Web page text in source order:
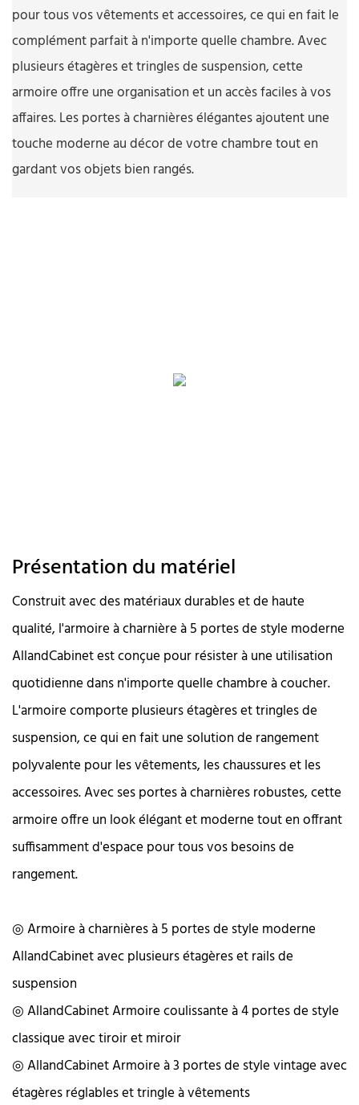
pour tous vos vêtements et accessoires, ce qui en fait le
complément parfait à n'importe quelle chambre. Avec
plusieurs étagères et tringles de suspension, cette
armoire offre une organisation et un accès faciles à vos
affaires. Les portes à charnières élégantes ajoutent une
touche moderne au décor de votre chambre tout en
gardant vos objets bien rangés.
Présentation du matériel
Construit avec des matériaux durables et de haute
qualité, l'armoire à charnière à 5 portes de style moderne
AllandCabinet est conçue pour résister à une utilisation
quotidienne dans n'importe quelle chambre à coucher.
L'armoire comporte plusieurs étagères et tringles de
suspension, ce qui en fait une solution de rangement
polyvalente pour les vêtements, les chaussures et les
accessoires. Avec ses portes à charnières robustes, cette
armoire offre un look élégant et moderne tout en offrant
suffisamment d'espace pour tous vos besoins de
rangement.
◎ Armoire à charnières à 5 portes de style moderne
AllandCabinet avec plusieurs étagères et rails de
suspension
◎ AllandCabinet Armoire coulissante à 4 portes de style
classique avec tiroir et miroir
◎ AllandCabinet Armoire à 3 portes de style vintage avec
étagères réglables et tringle à vêtements